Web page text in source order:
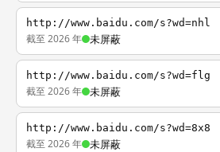
http://www.baidu.com/s?wd=nhl
截至 2026 年 未屏蔽
http://www.baidu.com/s?wd=flg
截至 2026 年 未屏蔽
http://www.baidu.com/s?wd=8x8
截至 2026 年 未屏蔽